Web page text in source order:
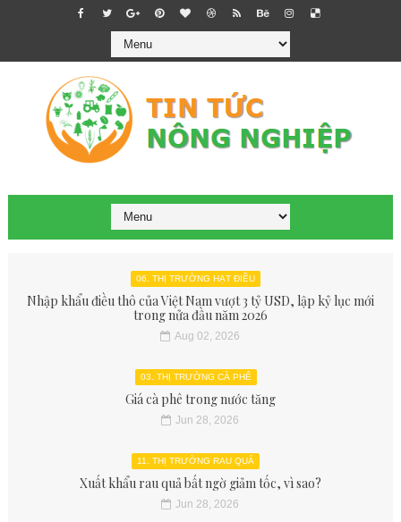
06. THỊ TRƯỜNG HẠT ĐIỀU
Nhập khẩu điều thô của Việt Nam vượt 3 tỷ USD, lập kỷ lục mới
trong nửa đầu năm 2026
Aug 02, 2026
03. THỊ TRƯỜNG CÀ PHÊ
Giá cà phê trong nước tăng
Jun 28, 2026
11. THỊ TRƯỜNG RAU QUẢ
Xuất khẩu rau quả bất ngờ giảm tốc, vì sao?
Jun 28, 2026